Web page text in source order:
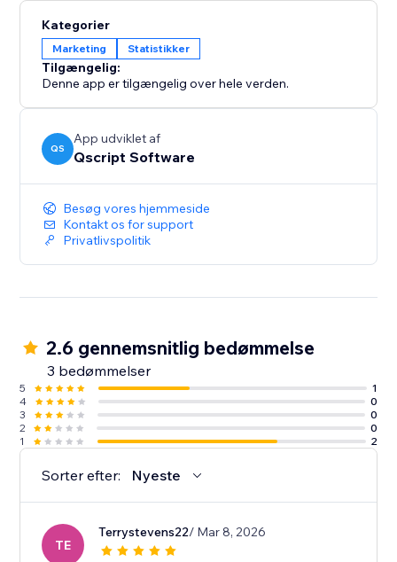
Kategorier
Marketing Statistikker
Tilgængelig:
Denne app er tilgængelig over hele verden.
QS
App udviklet af
Qscript Software
Besøg vores hjemmeside
Kontakt os for support
Privatlivspolitik
2.6 gennemsnitlig bedømmelse
3 bedømmelser
5
1
4
0
3
0
2
0
1
2
Sorter efter: Nyeste
TE
Terrystevens22/ Mar 8, 2026